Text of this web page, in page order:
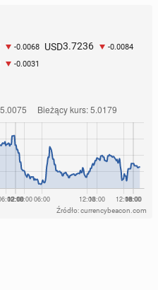
-0.0068 USD3.7236 -0.0084
-0.0031
Źródło: currencybeacon.com